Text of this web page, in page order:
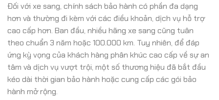
Đối với xe sang, chính sách bảo hành có phần đa dạng
hơn và thường đi kèm với các điều khoản, dịch vụ hỗ trợ
cao cấp hơn. Ban đầu, nhiều hãng xe sang cũng tuân
theo chuẩn 3 năm hoặc 100.000 km. Tuy nhiên, để đáp
ứng kỳ vọng của khách hàng phân khúc cao cấp về sự an
tâm và dịch vụ vượt trội, một số thương hiệu đã bắt đầu
kéo dài thời gian bảo hành hoặc cung cấp các gói bảo
hành mở rộng.